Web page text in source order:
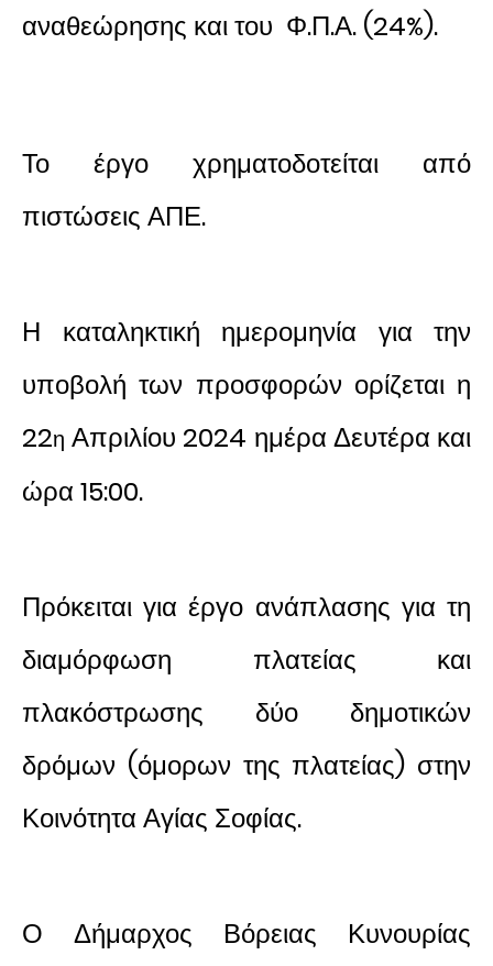
αναθεώρησης και του Φ.Π.Α. (24%).
Το έργο χρηματοδοτείται από
πιστώσεις ΑΠΕ.
Η καταληκτική ημερομηνία για την
υποβολή των προσφορών ορίζεται η
22η Απριλίου 2024 ημέρα Δευτέρα και
ώρα 15:00.
Πρόκειται για έργο ανάπλασης για τη
διαμόρφωση πλατείας και
πλακόστρωσης δύο δημοτικών
δρόμων (όμορων της πλατείας) στην
Κοινότητα Αγίας Σοφίας.
Ο Δήμαρχος Βόρειας Κυνουρίας